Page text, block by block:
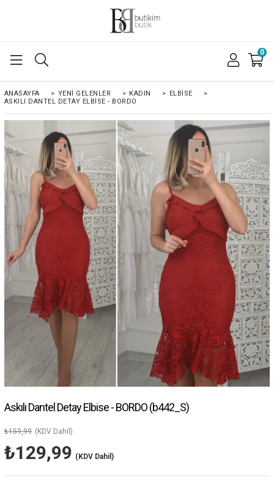
0
ANASAYFA > YENI GELENLER > KADIN > ELBISE
>
ASKILI DANTEL DETAY ELBISE - BORDO
Askılı Dantel Detay Elbise - BORDO(b442_S)
₺159,99 (KDV Dahil)
₺129,99 (KDV Dahil)